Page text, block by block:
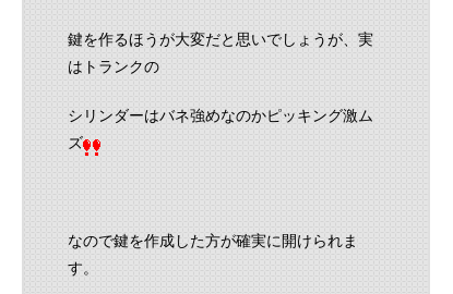
鍵を作るほうが大変だと思いでしょうが、実
はトランクの
シリンダーはバネ強めなのかピッキング激ム
ズ
なので鍵を作成した方が確実に開けられま
す。